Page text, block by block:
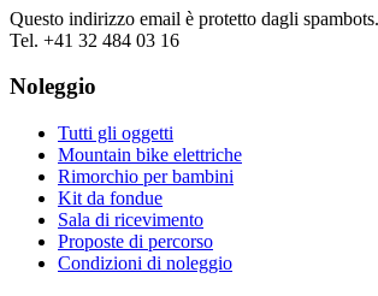
Questo indirizzo email è protetto dagli
Tel. +41 32 484 03 16
Noleggio
Tutti gli oggetti
Mountain bike elettriche
Rimorchio per bambini
Kit da fondue
Sala di ricevimento
Proposte di percorso
Condizioni di noleggio